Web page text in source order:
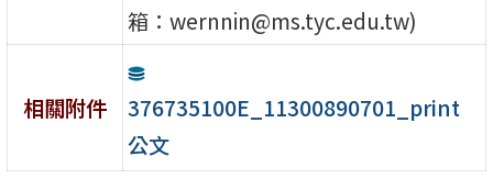
箱：wernnin@ms.tyc.edu.tw)
相關附件
376735100E_11300890701_print
公文